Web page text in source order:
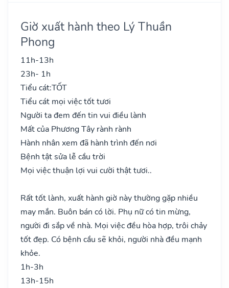
Giờ xuất hành theo Lý Thuần
Phong
11h-13h
23h- 1h
Tiểu cát:TỐT
Tiểu cát mọi việc tốt tươi
Người ta đem đến tin vui điều lành
Mất của Phương Tây rành rành
Hành nhân xem đã hành trình đến nơi
Bệnh tật sửa lễ cầu trời
Mọi việc thuận lợi vui cười thật tươi..
Rất tốt lành, xuất hành giờ này thường gặp nhiều
may mắn. Buôn bán có lời. Phụ nữ có tin mừng,
người đi sắp về nhà. Mọi việc đều hòa hợp, trôi chảy
tốt đẹp. Có bệnh cầu sẽ khỏi, người nhà đều mạnh
khỏe.
1h-3h
13h-15h